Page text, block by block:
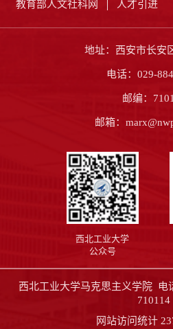
教育部人文社科网
人才引进
地址：西安市长安
电话：029-
邮编：
邮箱：
西北工业大学
公众号
西北工业大学马克思主义学院 电
710114
网站访问统计